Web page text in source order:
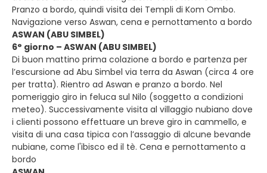
Pranzo a bordo, quindi visita dei Templi di Kom Ombo.
Navigazione verso Aswan, cena e pernottamento a bordo
ASWAN (ABU SIMBEL)
6° giorno – ASWAN (ABU SIMBEL)
Di buon mattino prima colazione a bordo e partenza per
l’escursione ad Abu Simbel via terra da Aswan (circa 4 ore
per tratta). Rientro ad Aswan e pranzo a bordo. Nel
pomeriggio giro in feluca sul Nilo (soggetto a condizioni
meteo). Successivamente visita al villaggio nubiano dove
i clienti possono effettuare un breve giro in cammello, e
visita di una casa tipica con l’assaggio di alcune bevande
nubiane, come l'ibisco ed il tè. Cena e pernottamento a
bordo